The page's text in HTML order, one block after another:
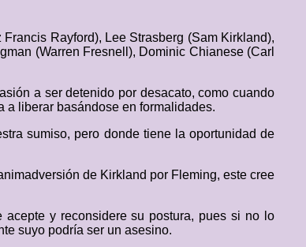
Rayford), Lee Strasberg (Sam Kirkland),
(Warren Fresnell), Dominic Chianese (Carl
a ser detenido por desacato, como cuando
a liberar basándose en formalidades.
sumiso, pero donde tiene la oportunidad de
de Kirkland por Fleming, este cree
y reconsidere su postura, pues si no lo
suyo podría ser un asesino.